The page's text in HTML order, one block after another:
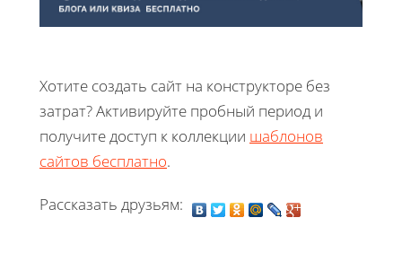
Хотите создать сайт на конструкторе без
затрат? Активируйте пробный период и
получите доступ к коллекции шаблонов
сайтов бесплатно.
Рассказать друзьям: